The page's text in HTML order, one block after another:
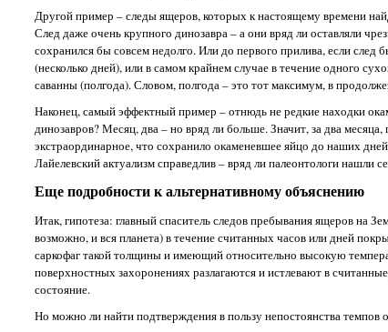
Другой пример – следы ящеров, которых к настоящему времени
След даже очень крупного динозавра – а они вряд ли оставляли
сохранился бы совсем недолго. Или до первого прилива, если след
(несколько дней), или в самом крайнем случае в течение одного
саванны (полгода). Словом, полгода – это тот максимум, в
Наконец, самый эффектный пример – отнюдь не редкие находки
динозавров? Месяц, два – но вряд ли больше. Значит, за два
экстраординарное, что сохранило окаменевшее яйцо до наших
Лайелевский актуализм справедлив – вряд ли палеонтологи нашли
Еще подробности к альтернативному объяснению
Итак, гипотеза: главный спаситель следов пребывания ящеров на
возможно, и вся планета) в течение считанных часов или дней
саркофаг такой толщины и имеющий относительно высокую
поверхностных захоронениях разлагаются и истлевают в
состояние.
Но можно ли найти подтверждения в пользу непостоянства темпов